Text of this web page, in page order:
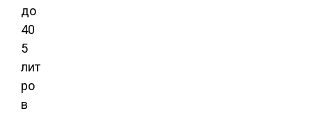
до
40
5
лит
ро
в